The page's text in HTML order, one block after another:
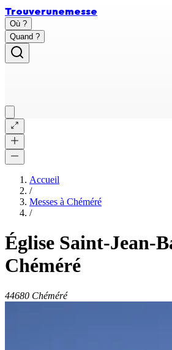
Trouverunemesse
Où ?
Quand ?
Accueil
/
Messes à Chéméré
/
Église Saint-Jean-
Chéméré
44680 Chéméré